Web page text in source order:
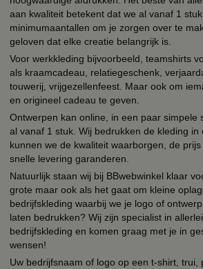
aan kwaliteit betekent dat we al vanaf 1
minimumaantallen om je zorgen over te
geloven dat elke creatie belangrijk is.
Voor werkkleding bijvoorbeeld, teamshirts
als kraamcadeau, relatiegeschenk,
touwerij, vrijgezellenfeest. Maar ook om
en origineel cadeau te geven.
Ontwerpen kan online, in een paar simpele
al vanaf 1 stuk. Wij bedrukken de kleding
kunnen we de kwaliteit waarborgen, de
snelle levering garanderen.
Natuurlijk staan wij bij BBwebwinkel klaar
grote maar ook als het gaat om kleine
bedrijfskleding waarbij we je logo of
laten bedrukken? Wij zijn specialist in
bedrijfskleding en komen graag met je in
wensen!
Uw bedrijfsnaam of logo op een t-shirt, trui,